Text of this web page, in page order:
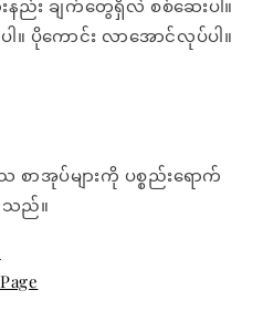
ည်း ချက်တွေရှိလဲ စစ်ဆေးပါ။
ပါ။ ပိုကောင်း လာအောင်လုပ်ပါ။
ာအုပ်များကို ပစ္စည်းရောက်
ါသည်။